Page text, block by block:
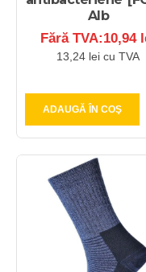
Alb
Fără TVA:10,94
13,24 lei cu TVA
ADAUGĂ ÎN COŞ